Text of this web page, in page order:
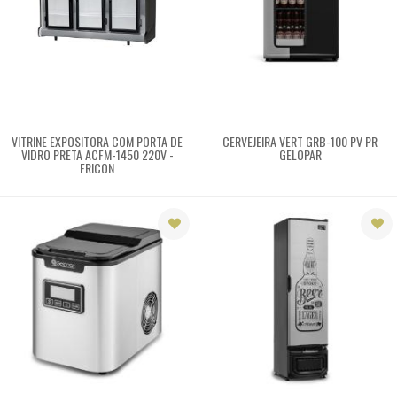
Mesas em geral
Aplicações
61
32459900
Televendas
61
VITRINE EXPOSITORA COM PORTA DE
VIDRO PRETA ACFM-1450 220V -
FRICON
CERVEJEIRA VERT GRB-100 PV PR
GELOPAR